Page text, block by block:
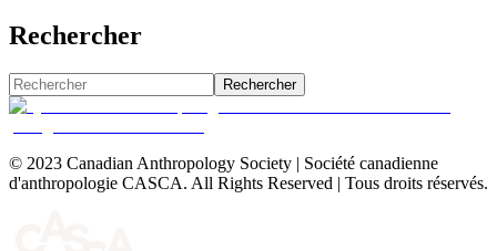
Rechercher
Rechercher
© 2023 Canadian Anthropology Society | Société canadienne
d'anthropologie CASCA. All Rights Reserved | Tous droits réservés.